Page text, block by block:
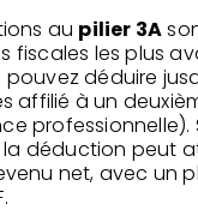
au pilier 3A
fiscales les plus
pouvez déduire
affilié à un
professionnelle).
déduction peut
net, avec un